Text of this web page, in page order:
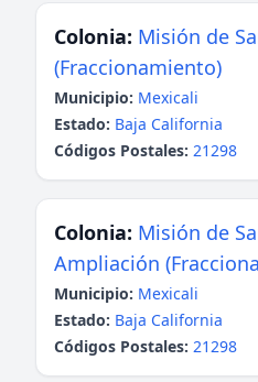
Colonia: Misión de
(Fraccionamiento)
Municipio: Mexicali
Estado: Baja California
Códigos Postales: 21298
Colonia: Misión de
Ampliación
Municipio: Mexicali
Estado: Baja California
Códigos Postales: 21298